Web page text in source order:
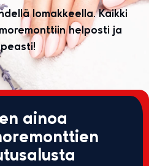
lomakkeella. Kaikki
helposti ja
ainoa